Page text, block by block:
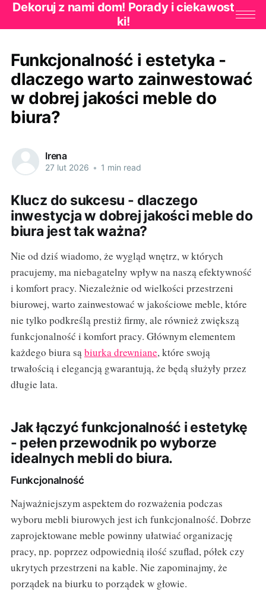
Dekoruj z nami dom! Porady i ciekawost
ki!
Funkcjonalność i estetyka -
dlaczego warto zainwestować
w dobrej jakości meble do
biura?
Irena
27 lut 2026 • 1 min read
Klucz do sukcesu - dlaczego
inwestycja w dobrej jakości meble do
biura jest tak ważna?
Nie od dziś wiadomo, że wygląd wnętrz, w których
pracujemy, ma niebagatelny wpływ na naszą efektywność
i komfort pracy. Niezależnie od wielkości przestrzeni
biurowej, warto zainwestować w jakościowe meble, które
nie tylko podkreślą prestiż firmy, ale również zwiększą
funkcjonalność i komfort pracy. Głównym elementem
każdego biura sąbiurka drewniane, które swoją
trwałością i elegancją gwarantują, że będą służyły przez
długie lata.
Jak łączyć funkcjonalność i estetykę
- pełen przewodnik po wyborze
idealnych mebli do biura.
Funkcjonalność
Najważniejszym aspektem do rozważenia podczas
wyboru mebli biurowych jest ich funkcjonalność. Dobrze
zaprojektowane meble powinny ułatwiać organizację
pracy, np. poprzez odpowiednią ilość szuflad, półek czy
ukrytych przestrzeni na kable. Nie zapominajmy, że
porządek na biurku to porządek w głowie.